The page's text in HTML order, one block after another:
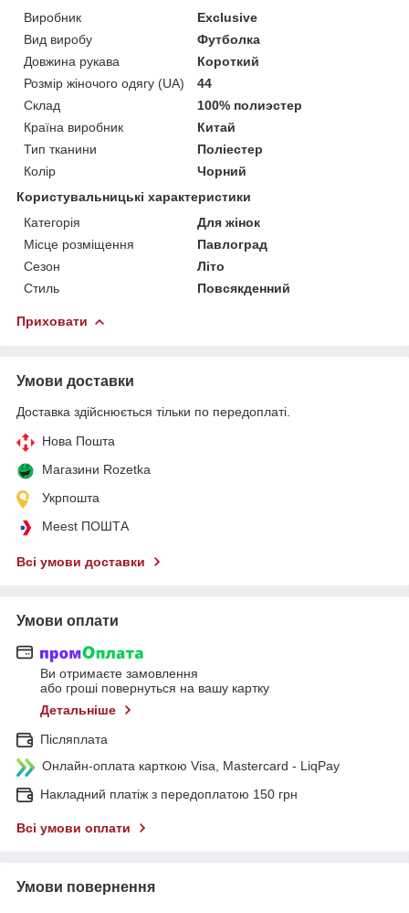
Виробник
Exclusive
Вид виробу
Футболка
Довжина рукава
Короткий
Розмір жіночого одягу (UA)
44
Склад
100% полиэстер
Країна виробник
Китай
Тип тканини
Поліестер
Колір
Чорний
Користувальницькі характеристики
Категорія
Для жінок
Місце розміщення
Павлоград
Сезон
Літо
Стиль
Повсякденний
Приховати
Умови доставки
Доставка здійснюється тільки по передоплаті.
Нова Пошта
Магазини Rozetka
Укрпошта
Meest ПОШТА
Всі умови доставки
Умови оплати
Ви отримаєте замовлення
або гроші повернуться на вашу картку
Детальніше
Післяплата
Онлайн-оплата карткою Visa, Mastercard - LiqPay
Накладний платіж з передоплатою 150 грн
Всі умови оплати
Умови повернення